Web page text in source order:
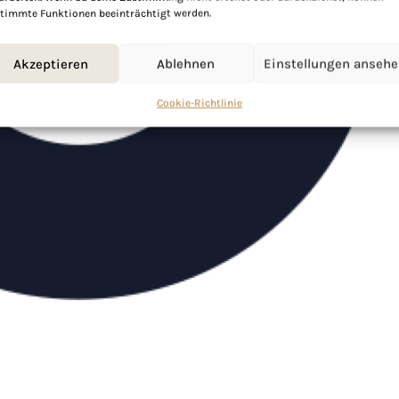
Funktionen beeinträchtigt werden.
Akzeptieren Ablehnen Einstellungen
Cookie-Richtlinie